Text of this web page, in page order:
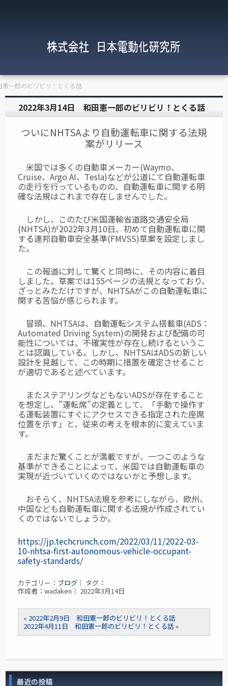
一郎のビリビリ！とくる話
2022年3月14日 和田憲一郎のビリビリ！とくる話
ついにNHTSAより自動運転車に関する法規
案がリリース
米国では多くの自動車メーカー(Waymo、
Cruise、Argo AI、Tesla)などが公道にて自動運転車
の走行を行っているものの、自動運転車に関する明
確な法規はこれまで存在しませんでした。
しかし、このたび米国運輸省道路交通安全局
(NHTSA)が2022年3月10日、初めて自動運転車に関
する連邦自動車安全基準(FMVSS)草案を設定しまし
た。
この報道に対して驚くと同時に、その内容に着目
しました。草案では155ページの法規となっており、
ざっとみただけですが、NHTSAがこの自動運転車に
関する苦悩が感じられます。
冒頭、NHTSAは、自動運転システム搭載車(ADS：
Automated Driving System)の開発および配備の可
能性については、不確実性が存在し続けるというこ
とは認識している。 しかし、NHTSAはADSの新しい
設計を見越して、この時期に措置を確定させること
が適切であると述べています。
またステアリングなどもないADSが存在すること
を想定し、”運転席”の定義として、 「手動で操作す
る運転装置にすぐにアクセスできる指定された座席
位置を示す」と、 従来の考えを根本的に変えていま
す。
まだまだ驚くことが満載ですが、一つこのような
基準ができることによって、 米国では自動運転車の
実現が近づいていくのではないかと予想します。
おそらく、NHTSA法規を参考にしながら、欧州、
中国なども自動運転車に関する法規が作成されてい
くのではないでしょうか。
https://jp.techcrunch.com/2022/03/11/2022-03-
10-nhtsa-first-autonomous-vehicle-occupant-
safety-standards/
カテゴリー： ブログ ｜ タグ：
作成者：wadaken｜ 2022年3月14日
« 2022年2月9日 和田憲一郎のビリビリ！とくる話
2022年4月11日 和田憲一郎のビリビリ！とくる話 »
最近の投稿